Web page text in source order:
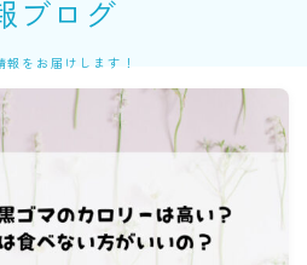
ブログ
報をお届けします！